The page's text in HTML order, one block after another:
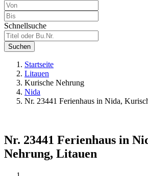
Schnellsuche
Suchen
Startseite
Litauen
Kurische Nehrung
Nida
Nr. 23441 Ferienhaus in Nida,
Nr. 23441 Ferienhaus in
Nehrung, Litauen